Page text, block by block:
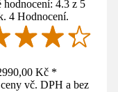
hodnocení: 4.3 z 5
4 Hodnocení.
Kč *
vč. DPH a bez